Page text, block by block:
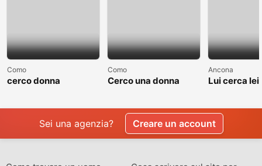
Como
cerco donna
Como
Cerco una donna
Ancona
Lui cerca lei
Sei una agenzia? Creare un account